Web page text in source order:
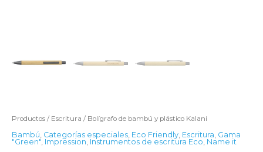
Productos / Escritura / Bolígrafo de bambú y plástico Kalani
Bambú, Categorías especiales, Eco Friendly, Escritura, Gama
"Green", Impression, Instrumentos de escritura Eco, Name it